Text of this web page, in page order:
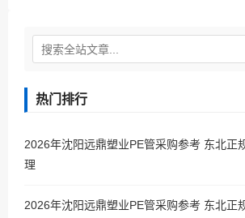
热门排行
2026年沈阳远鼎塑业PE管采购参考 东北正
理
2026年沈阳远鼎塑业PE管采购参考 东北正